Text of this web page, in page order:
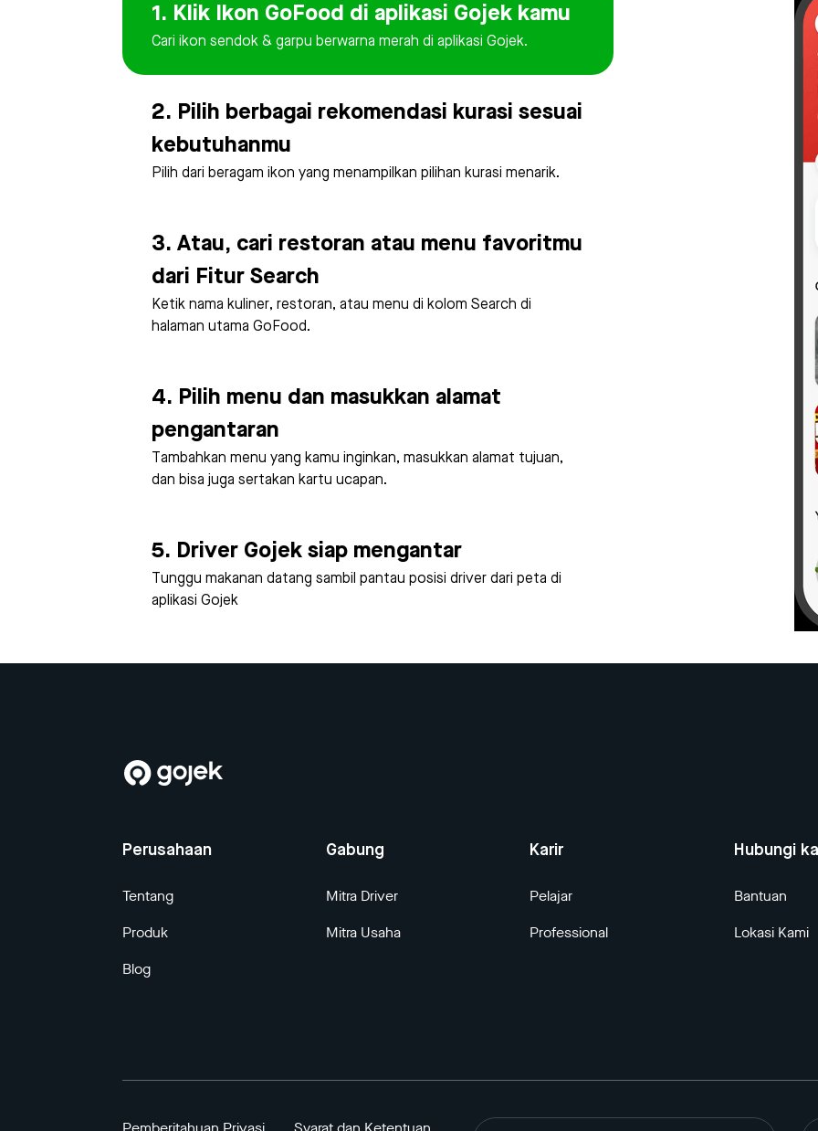
1. Klik Ikon GoFood di aplikasi Gojek kamu
Cari ikon sendok & garpu berwarna merah di aplikasi Gojek.
2. Pilih berbagai rekomendasi kurasi sesuai
kebutuhanmu
Pilih dari beragam ikon yang menampilkan pilihan kurasi menarik.
3. Atau, cari restoran atau menu favoritmu
dari Fitur Search
Ketik nama kuliner, restoran, atau menu di kolom Search di
halaman utama GoFood.
4. Pilih menu dan masukkan alamat
pengantaran
Tambahkan menu yang kamu inginkan, masukkan alamat tujuan,
dan bisa juga sertakan kartu ucapan.
5. Driver Gojek siap mengantar
Tunggu makanan datang sambil pantau posisi driver dari peta di
aplikasi Gojek
Perusahaan
Tentang
Produk
Blog
Gabung
Mitra Driver
Mitra Usaha
Karir
Pelajar
Professional
Hubungi
Bantuan
Lokasi Kami